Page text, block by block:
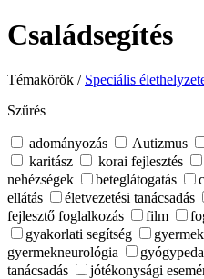
Családsegítés
Témakörök / Speciális
Szűrés
adományozás Autizmus
karitász
korai fejlesztés
nehézségek
beteglátogatás
ellátás
életvezetési tanácsadás
fejlesztő foglalkozás
film
gyakorlati segítség
gyermekneurológia
tanácsadás
jótékonysági